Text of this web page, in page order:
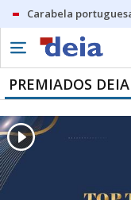
Carabela
PREMIADOS DEIA